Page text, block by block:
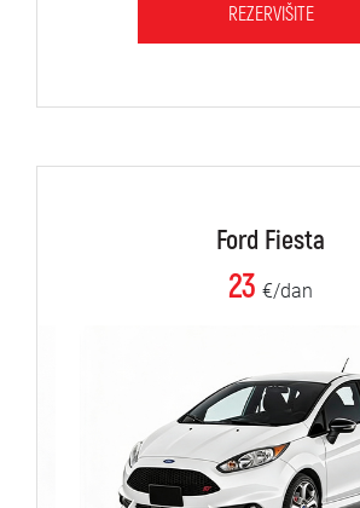
REZERVIŠITE
Ford Fiesta
23 €/dan